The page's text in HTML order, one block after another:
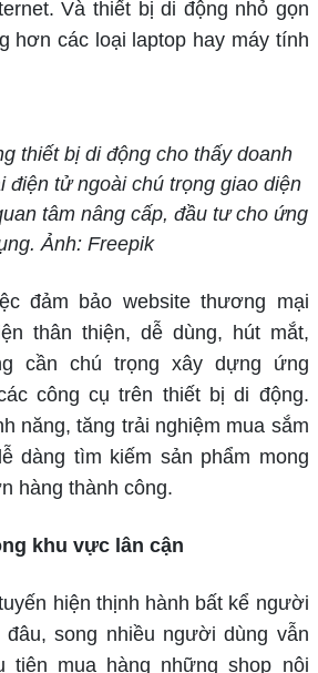
Và thiết bị di động nhỏ gọn
hơn các loại laptop hay máy tính
thiết bị di động cho thấy doanh
điện tử ngoài chú trọng giao diện
tâm nâng cấp, đầu tư cho ứng
Ảnh: Freepik
đảm bảo website thương mại
thân thiện, dễ dùng, hút mắt,
cần chú trọng xây dựng ứng
công cụ trên thiết bị di động.
năng, tăng trải nghiệm mua sắm
dàng tìm kiếm sản phẩm mong
hàng thành công.
khu vực lân cận
hiện thịnh hành bất kể người
song nhiều người dùng vẫn
tiên mua hàng những shop nội